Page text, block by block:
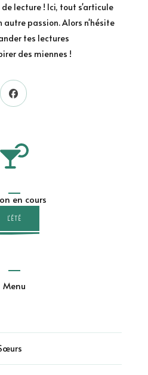
lecture ! Ici, tout s'articule
autre passion. Alors n'hésite
tes lectures
des miennes !
en cours
L'ÉTÉ
Menu